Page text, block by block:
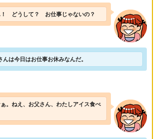
！ どうして？ お仕事じゃないの？
んは今日はお仕事お休みなんだ。
。ねえ、お父さん、わたしアイス食べ